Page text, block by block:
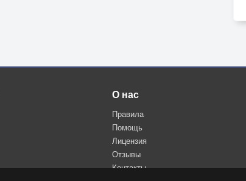
О нас
Правила
Помощь
Лицензия
Отзывы
Контакты